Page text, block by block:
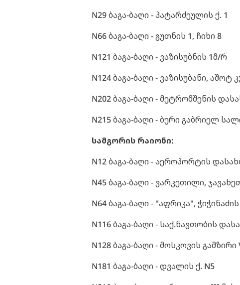
N29 ბაგა-ბაღი - პატარძეულის ქ. 1
N66 ბაგა-ბაღი - გუთნის 1, ჩიხი 8
N121 ბაგა-ბაღი - ვაზისუბნის 1მ/რ
N124 ბაგა-ბაღი - ვაზისუბანი, აშოტ
N202 ბაგა-ბაღი - მეტრომშენის
N215 ბაგა-ბაღი - ბერი გაბრიელ
სამგორის რაიონი:
N12 ბაგა-ბაღი - აეროპორტის
N45 ბაგა-ბაღი - ვარკეთილი,
N64 ბაგა-ბაღი - "აფრიკა", ჭიჭინაძის
N116 ბაგა-ბაღი - საქ.ნავთობის
N128 ბაგა-ბაღი - მოსკოვის
N181 ბაგა-ბაღი - დვალის ქ. N5